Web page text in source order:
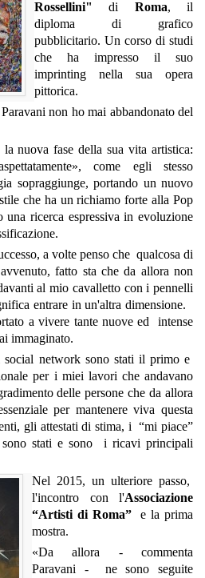
Rossellini"
di Roma, il
diploma di grafico
pubblicitario. Un corso di studi
che ha impresso il suo
imprinting nella sua opera
pittorica.
non ho mai abbandonato del
nuova fase della sua vita artistica:
come egli stesso
sopraggiunge, portando un nuovo
che ha un richiamo forte alla Pop
ricerca espressiva in evoluzione
a volte penso che qualcosa di
fatto sta che da allora non
al mio cavalletto con i pennelli
entrare in un'altra dimensione.
a vivere tante nuove ed intense
immaginato.
social network sono stati il primo e
per i miei lavori che andavano
delle persone che da allora
per mantenere viva questa
gli attestati di stima, i “mi piace”
stati e sono i ricavi principali
Nel 2015, un ulteriore passo,
l'incontro con l'Associazione
“Artisti di Roma”e la prima
mostra.
«Da allora - commenta
Paravani - ne sono seguite